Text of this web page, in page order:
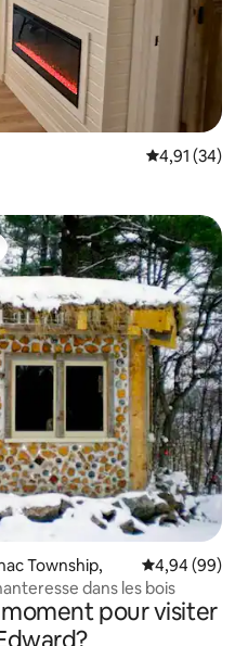
Note
4,91 (34)
les plus aimés
Township, Note
4,94 (99)
dans les bois
pour visiter